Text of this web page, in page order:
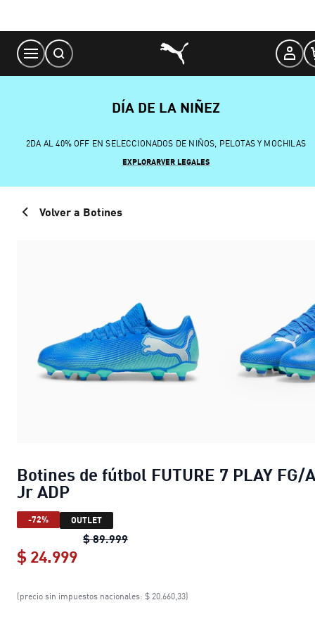
Content
DÍA DE LA NIÑEZ
2DA AL 40% OFF EN SELECCIONADOS DE NIÑOS, PELOTAS Y MOCHILAS
EXPLORARVER LEGALES
Volver a Botines
Botines de fútbol FUTURE 7 PLAY FG/
Jr ADP
-72% OUTLET
$ 89.999Botines de fútbol FUTURE 7 PLAY
$ 24.999
Botines de fútbol FUTURE 7 PLAY
(precio sin impuestos nacionales: $ 20.660,33)